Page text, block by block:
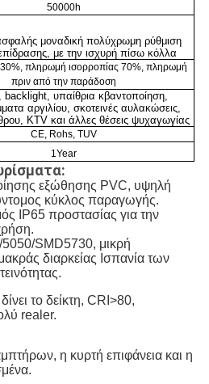
50000h
μοναδική πολύχρωμη ρύθμιση
με την ισχυρή πίσω κόλλα
30%, πληρωμή ισορροπίας 70%, πληρωμή
πριν από την παράδοση
backlight, υπαίθρια κβαντοποίηση,
αργιλίου, σκοτεινές αυλακώσεις,
KTV και άλλες θέσεις ψυχαγωγίας
CE, Rohs, TUV
1Year
εξώθησης PVC, υψηλή
κύκλος παραγωγής.
IP65 προστασίας για την
SMD5730, μικρή
κατανάλωση ενέργειας, μακράς διαρκείας Ισπανία των
.
το δείκτη, CRI>80,
realer.
η κυρτή επιφάνεια και η